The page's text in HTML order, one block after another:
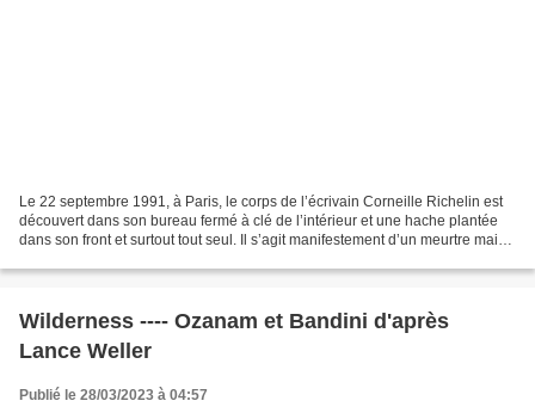
Le 22 septembre 1991, à Paris, le corps de l’écrivain Corneille Richelin est
découvert dans son bureau fermé à clé de l’intérieur et une hache plantée
dans son front et surtout tout seul. Il s’agit manifestement d’un meurtre mais
Wilderness ---- Ozanam et Bandini d'après
Lance Weller
Publié le 28/03/2023 à 04:57